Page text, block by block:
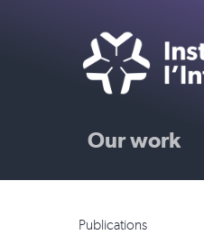
Our work
Publications